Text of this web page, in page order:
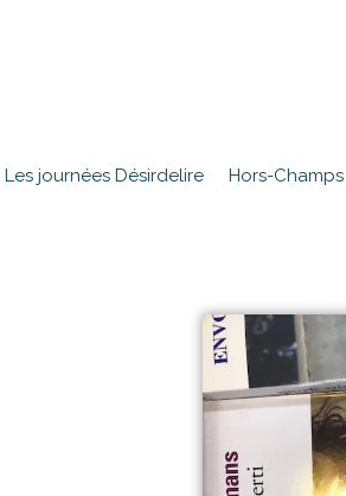
Les journées Désirdelire Hors-Champs